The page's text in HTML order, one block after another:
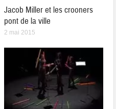
Jacob Miller et les crooners
pont de la ville
2 mai 2015